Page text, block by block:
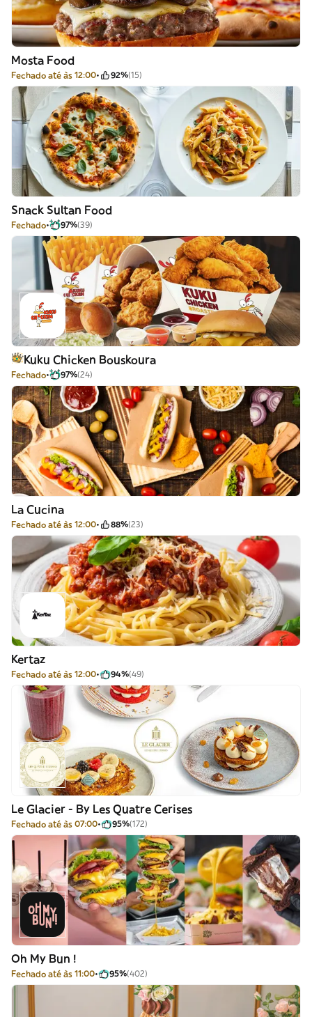
Mosta Food
Fechado até às 12:00 92%(15)
Snack Sultan Food
Fechado 97%(39)
Kuku Chicken Bouskoura
Fechado 97%(24)
La Cucina
Fechado até às 12:00 88%(23)
Kertaz
Fechado até às 12:00 94%(49)
Le Glacier - By Les Quatre Cerises
Fechado até às 07:00 95%(172)
Oh My Bun !
Fechado até às 11:00 95%(402)